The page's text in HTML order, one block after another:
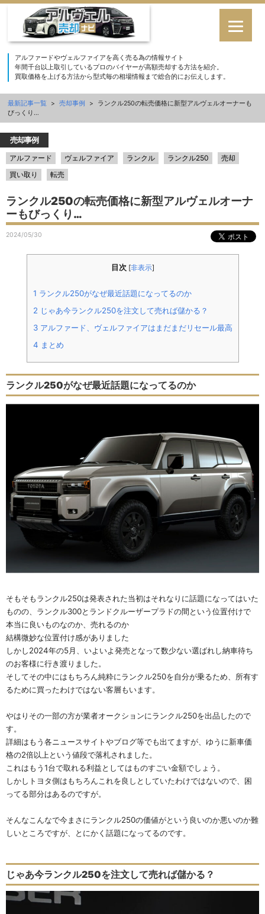
アルファードやヴェルファイアを高く売る為の情報サイト
年間千台以上取引しているプロのバイヤーが高額売却する方法を紹介。
買取価格を上げる方法から型式毎の相場情報まで総合的にお伝えします。
最新記事一覧 > 売却事例 >
ランクル250の転売価格に新型アルヴェルオーナーも
びっくり…
売却事例
アルファード ヴェルファイア ランクル ランクル250
売却
買い取り
転売
ランクル250の転売価格に新型アルヴェルオーナ
ーもびっくり…
2024/05/30
目次 [非表示]
1 ランクル250がなぜ最近話題になってるのか
2 じゃあ今ランクル250を注文して売れば儲かる？
3アルファード、ヴェルファイアはまだまだリセール最高
4 まとめ
ランクル250がなぜ最近話題になってるのか
そもそもランクル250は発表された当初はそれなりに話題になってはいた
ものの、ランクル300とランドクルーザープラドの間という位置付けで
本当に良いものなのか、売れるのか
結構微妙な位置付け感がありました
しかし2024年の5月、いよいよ発売となって数少ない選ばれし納車待ち
のお客様に行き渡りました。
そしてその中にはもちろん純粋にランクル250を自分が乗るため、所有す
るために買ったわけではない客層もいます。
やはりその一部の方が業者オークションにランクル250を出品したので
す。
詳細はもう各ニュースサイトやブログ等でも出てますが、ゆうに新車価
格の2倍以上という値段で落札されました。
これはもう1台で取れる利益としてはものすごい金額でしょう。
しかしトヨタ側はもちろんこれを良しとしていたわけではないので、困
ってる部分はあるのですが。
そんなこんなで今まさにランクル250の価値がという良いのか悪いのか難
しいところですが、とにかく話題になってるのです。
じゃあ今ランクル250を注文して売れば儲かる？